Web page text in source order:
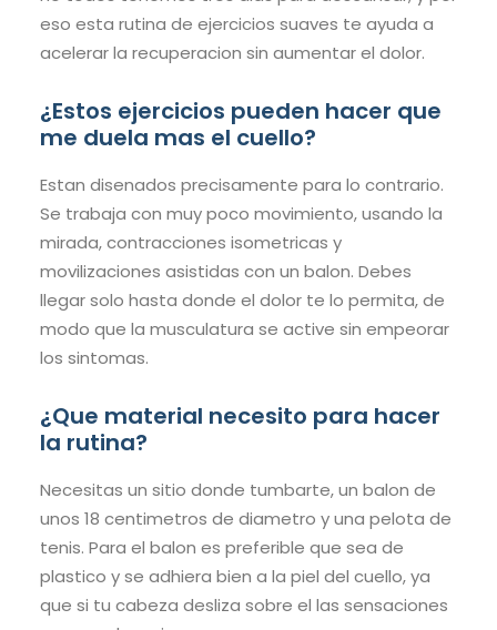
eso esta rutina de ejercicios suaves te ayuda a
acelerar la recuperacion sin aumentar el dolor.
¿Estos ejercicios pueden hacer que
me duela mas el cuello?
Estan disenados precisamente para lo contrario.
Se trabaja con muy poco movimiento, usando la
mirada, contracciones isometricas y
movilizaciones asistidas con un balon. Debes
llegar solo hasta donde el dolor te lo permita, de
modo que la musculatura se active sin empeorar
los sintomas.
¿Que material necesito para hacer
la rutina?
Necesitas un sitio donde tumbarte, un balon de
unos 18 centimetros de diametro y una pelota de
tenis. Para el balon es preferible que sea de
plastico y se adhiera bien a la piel del cuello, ya
que si tu cabeza desliza sobre el las sensaciones